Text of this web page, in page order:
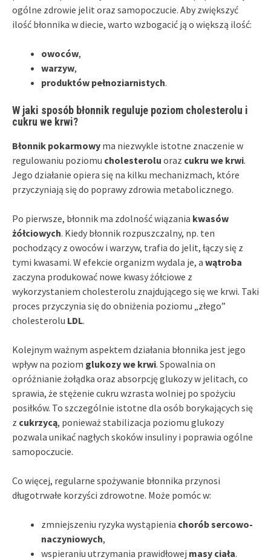
ogólne zdrowie jelit oraz samopoczucie. Aby zwiększyć
ilość błonnika w diecie, warto wzbogacić ją o większą ilość:
owoców,
warzyw,
produktów pełnoziarnistych.
W jaki sposób błonnik reguluje poziom cholesterolu i
cukru we krwi?
Błonnik pokarmowy ma niezwykle istotne znaczenie w
regulowaniu poziomu cholesterolu oraz cukru we krwi.
Jego działanie opiera się na kilku mechanizmach, które
przyczyniają się do poprawy zdrowia metabolicznego.
Po pierwsze, błonnik ma zdolność wiązania kwasów
żółciowych. Kiedy błonnik rozpuszczalny, np. ten
pochodzący z owoców i warzyw, trafia do jelit, łączy się z
tymi kwasami. W efekcie organizm wydala je, a wątroba
zaczyna produkować nowe kwasy żółciowe z
wykorzystaniem cholesterolu znajdującego się we krwi. Taki
proces przyczynia się do obniżenia poziomu „złego”
cholesterolu LDL.
Kolejnym ważnym aspektem działania błonnika jest jego
wpływ na poziom glukozy we krwi. Spowalnia on
opróżnianie żołądka oraz absorpcję glukozy w jelitach, co
sprawia, że stężenie cukru wzrasta wolniej po spożyciu
posiłków. To szczególnie istotne dla osób borykających się
z cukrzycą, ponieważ stabilizacja poziomu glukozy
pozwala unikać nagłych skoków insuliny i poprawia ogólne
samopoczucie.
Co więcej, regularne spożywanie błonnika przynosi
długotrwałe korzyści zdrowotne. Może pomóc w:
zmniejszeniu ryzyka wystąpienia chorób sercowo-
naczyniowych,
wspieraniu utrzymania prawidłowej masy ciała.